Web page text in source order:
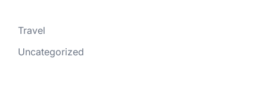
Travel
Uncategorized